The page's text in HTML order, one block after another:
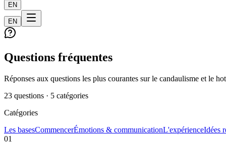
EN
EN
Questions fréquentes
Réponses aux questions les plus courantes sur le candaulisme et le
23 questions · 5 catégories
Catégories
Les basesCommencerÉmotions & communicationL'expérienceIdées
01